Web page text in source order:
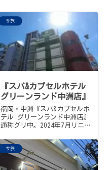
サ旅
『スパ&カプセルホテル
グリーンランド中洲店』
福岡・中洲『スパ&カプセルホ
テル グリーンランド中洲店』
通称グリ中。2024年7月リニ
ナ＆オートロウリュ、昔なが
らの遠赤TVサウナも併存。
16℃→25℃の水風呂2階建
て、館内いろいろみどり、ス
サ旅